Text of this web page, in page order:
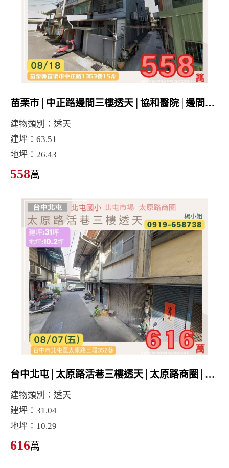
苗栗市│中正路邊間三樓透天│協和醫院│邊間採光戶
建物類別：透天
建坪：63.51
地坪：26.43
558萬
台中北屯│太原路活巷三樓透天│太原路商圈│北屯國小│北屯市場
建物類別：透天
建坪：31.04
地坪：10.29
616萬